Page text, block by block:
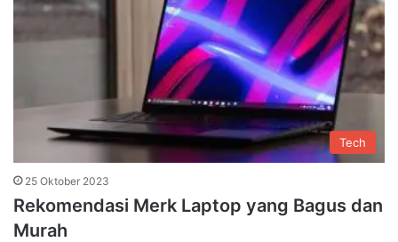
Tech
25 Oktober 2023
Rekomendasi Merk Laptop yang Bagus dan
Murah